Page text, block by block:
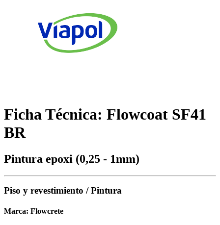
Ficha Técnica: Flowcoat SF41
BR
Pintura epoxi (0,25 - 1mm)
Piso y revestimiento / Pintura
Marca: Flowcrete